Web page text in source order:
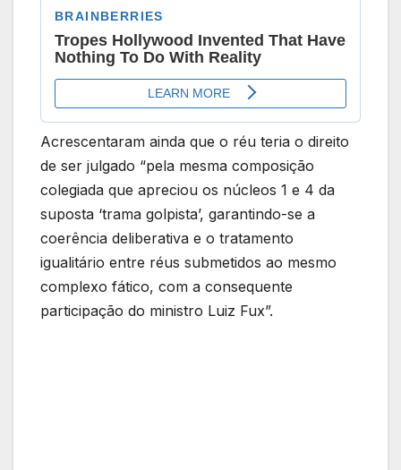
Acrescentaram ainda que o réu teria o direito
de ser julgado “pela mesma composição
colegiada que apreciou os núcleos 1 e 4 da
suposta ‘trama golpista’, garantindo-se a
coerência deliberativa e o tratamento
igualitário entre réus submetidos ao mesmo
complexo fático, com a consequente
participação do ministro Luiz Fux”.